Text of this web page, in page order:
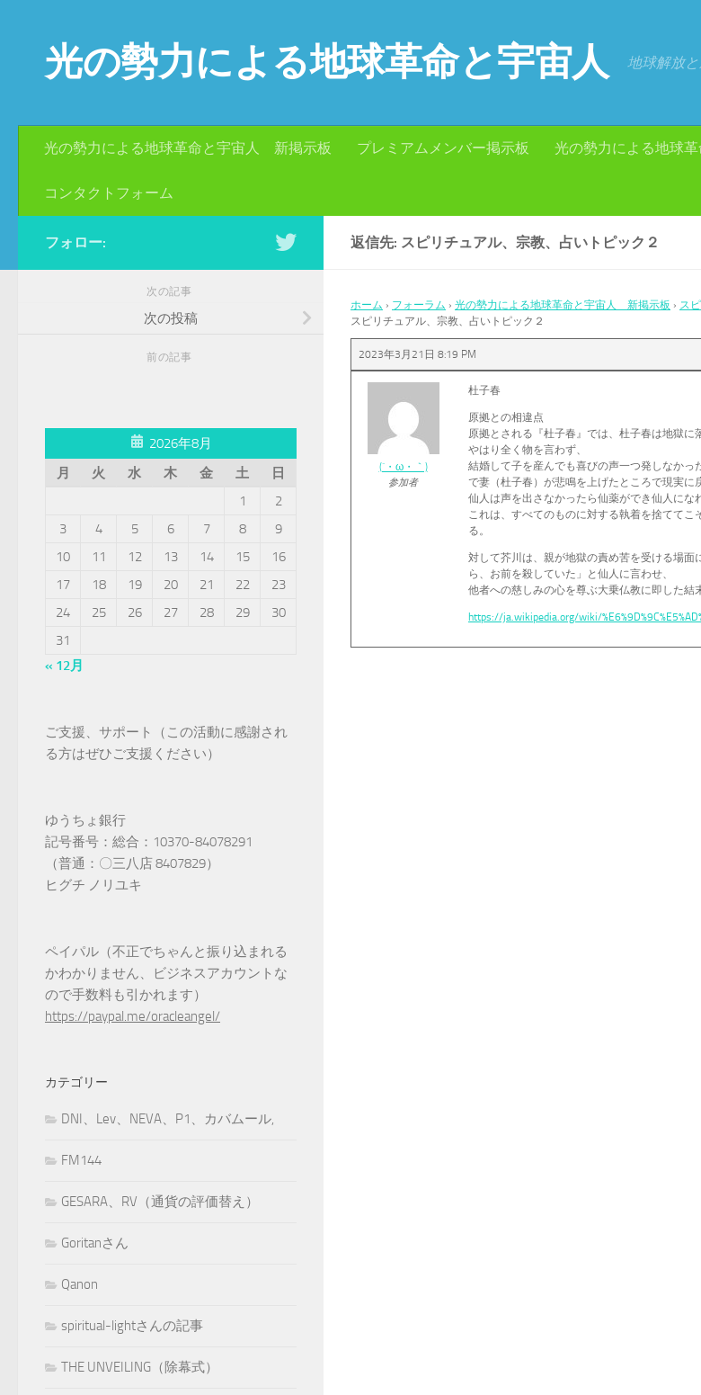
光の勢力による地球革命と宇宙人 地球解放
光の勢力による地球革命と宇宙人 新掲示板 プレミアムメンバー掲示板 光の勢力による地球
コンタクトフォーム
返信先: スピリチュアル、宗教、占いトピック２
ホーム › フォーラム › 光の勢力による地球革命と宇宙人 新掲示板 › ス
スピリチュアル、宗教、占いトピック２
2023年3月21日 8:19 PM
(´・ω・｀)
参加者
杜子春
原拠との相違点
原拠とされる『杜子春』では、杜子春は地獄に
やはり全く物を言わず、
結婚して子を産んでも喜びの声一つ発しなかっ
で妻（杜子春）が悲鳴を上げたところで現実に
仙人は声を出さなかったら仙薬ができ仙人にな
これは、すべてのものに対する執着を捨てて
る。
対して芥川は、親が地獄の責め苦を受ける場面
ら、お前を殺していた」と仙人に言わせ、
他者への慈しみの心を尊ぶ大乗仏教に即した結
https://ja.wikipedia.org/wiki/
フォロー:
次の記事
次の投稿
前の記事
2026年8月
月
火 水 木 金 土
日
1
2
3
4 5 6 7 8
9
10
11 12 13 14 15
16
17
18 19 20 21 22
23
24
25 26 27 28 29
30
31
« 12月
ご支援、サポート（この活動に感謝され
る方はぜひご支援ください）
ゆうちょ銀行
記号番号：総合：10370-84078291
（普通：〇三八店 8407829）
ヒグチ ノリユキ
ペイパル（不正でちゃんと振り込まれる
かわかりません、ビジネスアカウントな
ので手数料も引かれます）
https://paypal.me/oracleangel/
カテゴリー
DNI、Lev、NEVA、P1、カバムール,
FM144
GESARA、RV（通貨の評価替え）
Goritanさん
Qanon
spiritual-lightさんの記事
THE UNVEILING（除幕式）